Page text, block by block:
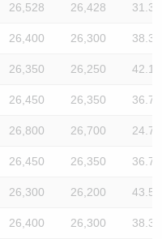
26,528 26,428 31.3
26,400 26,300 38.3
26,350 26,250 42.1
26,450 26,350 36.7
26,800 26,700 24.7
26,450 26,350 36.7
26,300 26,200 43.5
26,400 26,300 38.3